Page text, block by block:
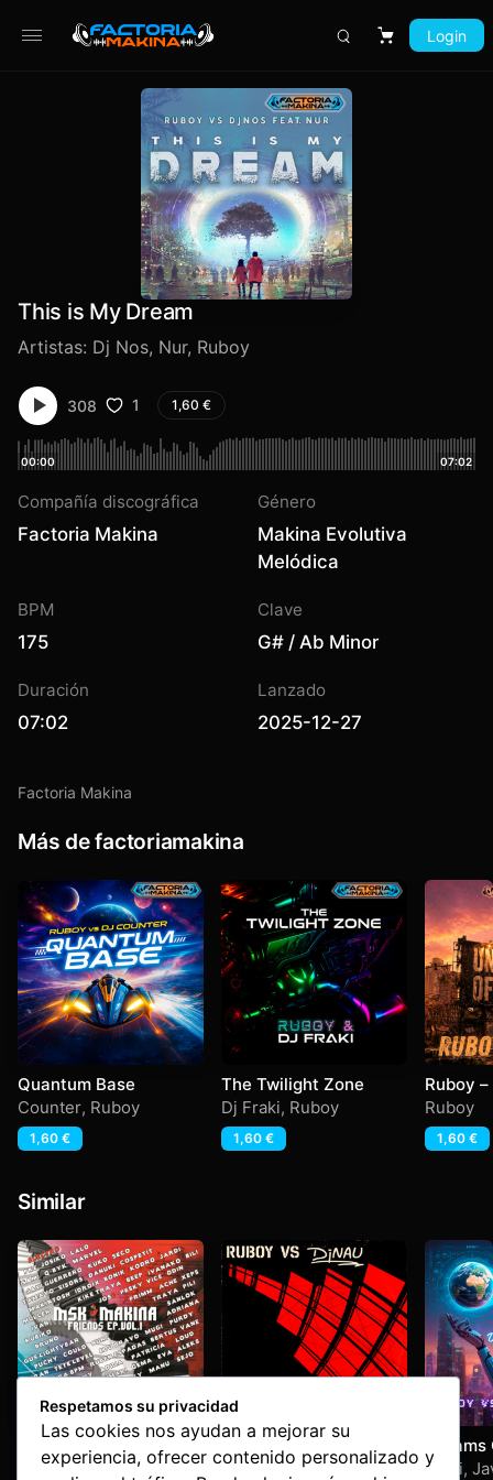
Carrito
Login
This is My Dream
Artistas: Dj Nos, Nur, Ruboy
308 1 1,60 €
00:00 07:02
Compañía discográfica
Factoria Makina
Género
Makina Evolutiva
Melódica
BPM
175
Clave
G# / Ab Minor
Duración
07:02
Lanzado
2025-12-27
Factoria Makina
Más de factoriamakina
Quantum Base
Counter, Ruboy
1,60 €
The Twilight Zone
Dj Fraki, Ruboy
1,60 €
Ruboy
Of The
Ruboy
1,60 €
Similar
Msk – Makina Friends
Vol 1
Makina Station
Ruboy VS Dj Nau – I
Can Feel It
Dj Nau,Ruboy
Jardi,
Respetamos su privacidad
Las cookies nos ayudan a mejorar su
experiencia, ofrecer contenido personalizado y